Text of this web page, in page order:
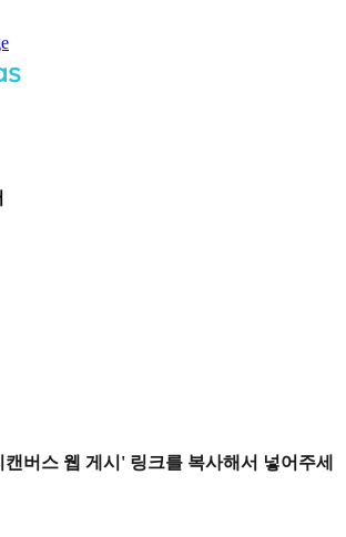
버스 웹 게시' 링크를 복사해서 넣어주세